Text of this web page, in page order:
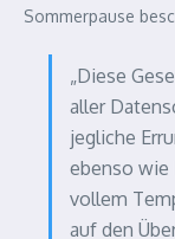
Sommerpause
„Diese
aller
jegliche
ebenso wie
vollem
auf den